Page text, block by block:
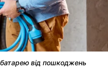
від пошкоджень